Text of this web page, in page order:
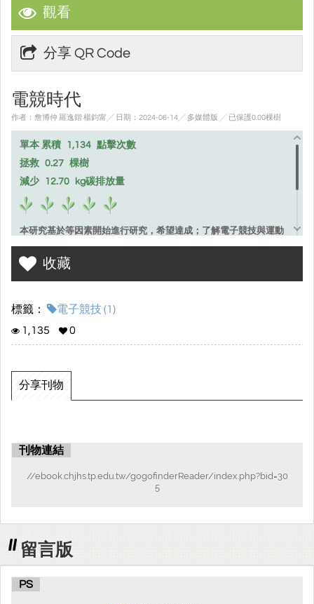
觀看
分享 QR Code
電競時代
作者：詹博仲 羅逸鍇 楊鈞甯╱ 日期：2024-06-14╱ 多媒體版 ╱ 已保護0.00棵樹
單本 累積 1,134 點擊次數
拯救 0.27 棵樹
減少
12.70 kg碳排放量
本研究基於等因素開始進行研究，希望達成；了解電子競技與運動
關聯研究，分析電子競技的優缺點，並探討電子競技對於運動界的
影響，我們使用:文獻分析法，針對「電子競技與運動關聯」逕行深
入研究。將所得數據與相關文獻分析並進行比對後，得出研究結
收藏
標籤：
電子競技 (1)
1,135
0
分享刊物
刊物連結
//ebook.chjhs.tp.edu.tw/gogofinderReader/index.php?bid=30
5
留言版
PS